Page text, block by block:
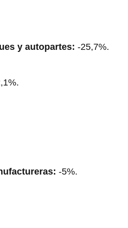
y autopartes: -25,7%.
-5%.